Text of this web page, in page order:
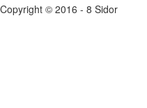
Copyright © 2016 - 8 Sidor